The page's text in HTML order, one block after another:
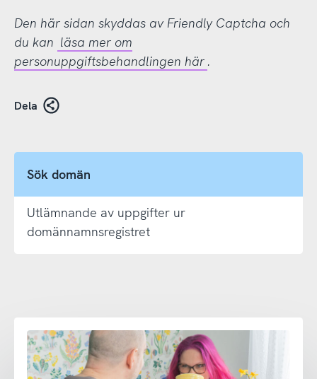
Den här sidan skyddas av Friendly Captcha och
du kan läsa mer om
personuppgiftsbehandlingen här .
Dela
Sök domän
Utlämnande av uppgifter ur
domännamnsregistret